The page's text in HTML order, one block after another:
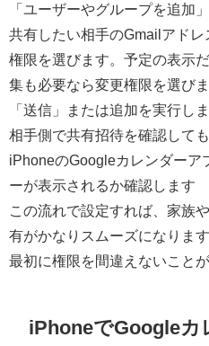
「ユーザーやグループを追加
共有したい相手のGmailアドレ
権限を選びます。予定の表示
集も必要なら変更権限を選び
「送信」または追加を実行し
相手側で共有招待を確認して
iPhoneのGoogleカレンダーア
ーが表示されるか確認します
この流れで設定すれば、家族
有がかなりスムーズになりま
最初に権限を間違えないことが
iPhoneでGoogleカ